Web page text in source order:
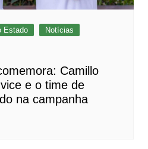
Estado
Notícias
Camillo
e o time de
na campanha